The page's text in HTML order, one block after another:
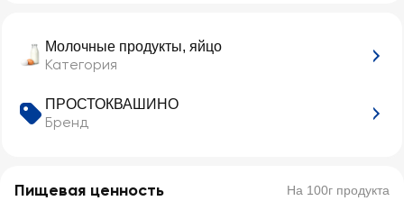
Молочные продукты, яйцо
Категория
ПРОСТОКВАШИНО
Бренд
Пищевая ценность На 100г продукта